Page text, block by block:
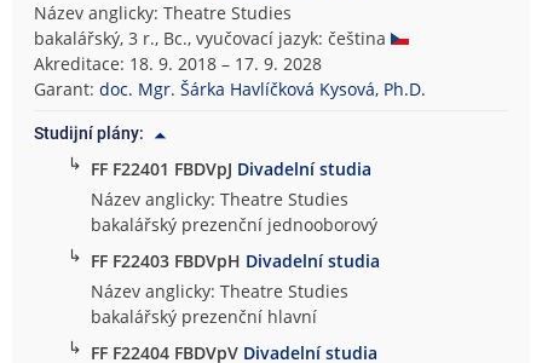
Název anglicky: Theatre Studies
bakalářský, 3 r., Bc., vyučovací jazyk: čeština
Akreditace: 18. 9. 2018 – 17. 9. 2028
Garant:doc. Mgr. Šárka Havlíčková Kysová, Ph.D.
Studijní plány:
↳ FF F22401 FBDVpJ Divadelní studia
Název anglicky: Theatre Studies
bakalářský prezenční jednooborový
↳ FF F22403 FBDVpH Divadelní studia
Název anglicky: Theatre Studies
bakalářský prezenční hlavní
↳ FF F22404 FBDVpV Divadelní studia